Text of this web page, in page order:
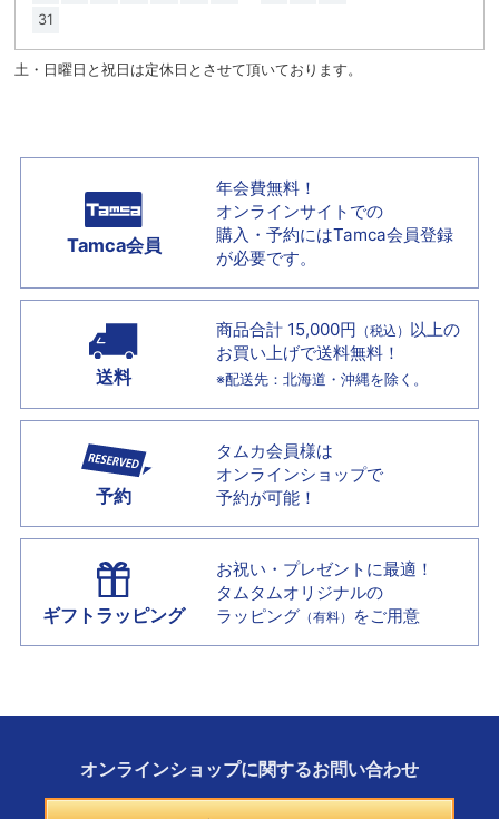
31
土・日曜日と祝日は定休日とさせて頂いております。
Tamca会員
年会費無料！
オンラインサイトでの
購入・予約にはTamca会員登録
が必要です。
送料
商品合計 15,000円 （税込） 以上の
お買い上げで送料無料！
※配送先：北海道・沖縄を除く。
予約
タムカ会員様は
オンラインショップで
予約が可能！
ギフトラッピング
お祝い・プレゼントに最適！
タムタムオリジナルの
ラッピング （有料） をご用意
オンラインショップに関するお問い合わせ